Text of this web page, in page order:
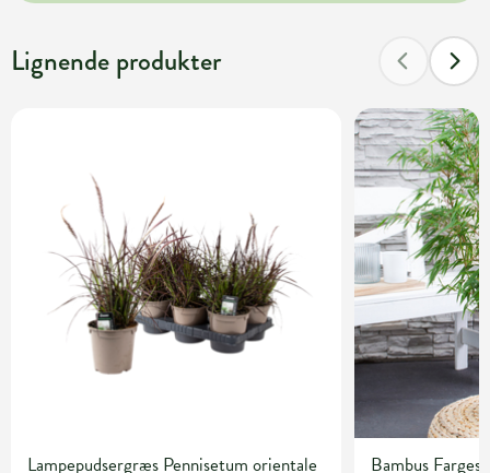
Lignende produkter
Lampepudsergræs Pennisetum orientale
Bambus